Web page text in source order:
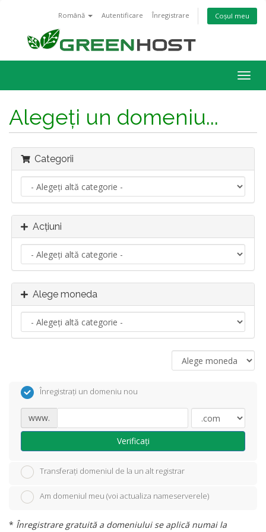
Română Autentificare Înregistrare Coșul meu
Alegeți un domeniu...
Categorii
Acțiuni
Alege moneda
Înregistrați un domeniu nou
www.
Verificați
Transferați domeniul de la un alt registrar
Am domeniul meu (voi actualiza nameserverele)
* Înregistrare gratuită a domeniului se aplică numai la